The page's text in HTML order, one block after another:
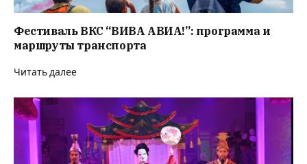
Фестиваль ВКС “ВИВА АВИА!”: программа и
маршруты транспорта
Читать далее